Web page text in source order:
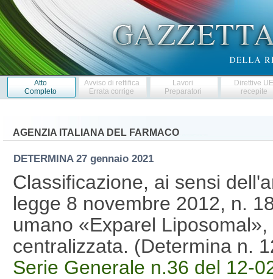
Atto
Completo
Avviso di rettifica
Errata corrige
Lavori
Preparatori
Direttive
recepite
AGENZIA ITALIANA DEL FARMACO
DETERMINA 27 gennaio 2021
Classificazione, ai sensi
legge 8 novembre 2012, n.
umano «Exparel
centralizzata. (Determina n.
Serie Generale n.36 del 12-